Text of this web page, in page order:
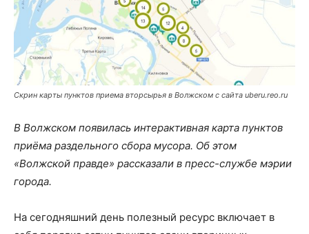
Скрин карты пунктов приема вторсырья в Волжском с сайта uberu.reo.ru
В Волжском появилась интерактивная карта пунктов
приёма раздельного сбора мусора. Об этом
«Волжской правде» рассказали в пресс-службе мэрии
города.
На сегодняшний день полезный ресурс включает в